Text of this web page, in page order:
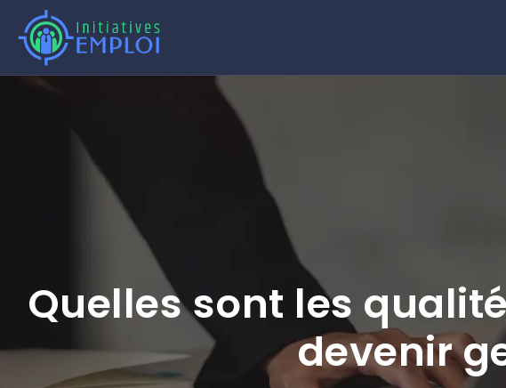
Quelles sont les
devenir